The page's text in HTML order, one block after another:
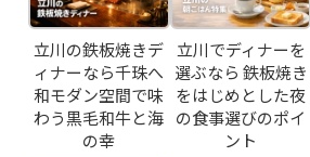
JP EN
立川の鉄板焼きデ
ィナーなら千珠へ
和モダン空間で味
わう黒毛和牛と海
の幸
立川でディナーを
選ぶなら 鉄板焼き
をはじめとした夜
の食事選びのポイ
ント